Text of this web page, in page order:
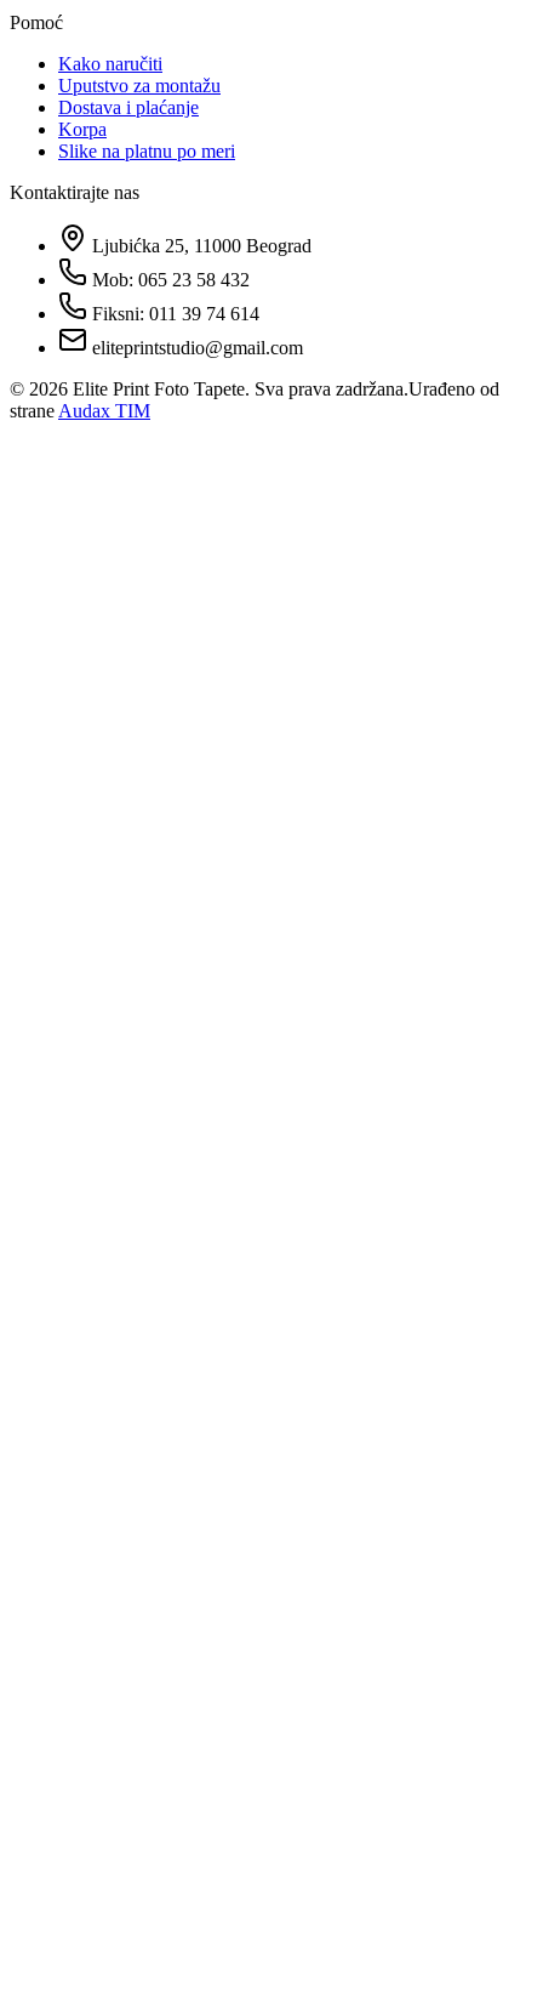
Pomoć
Kako naručiti
Uputstvo za montažu
Dostava i plaćanje
Korpa
Slike na platnu po meri
Kontaktirajte nas
Ljubićka 25, 11000 Beograd
Mob: 065 23 58 432
Fiksni: 011 39 74 614
eliteprintstudio@gmail.com
© 2026 Elite Print Foto Tapete. Sva prava zadržana.Urađeno od
strane Audax TIM